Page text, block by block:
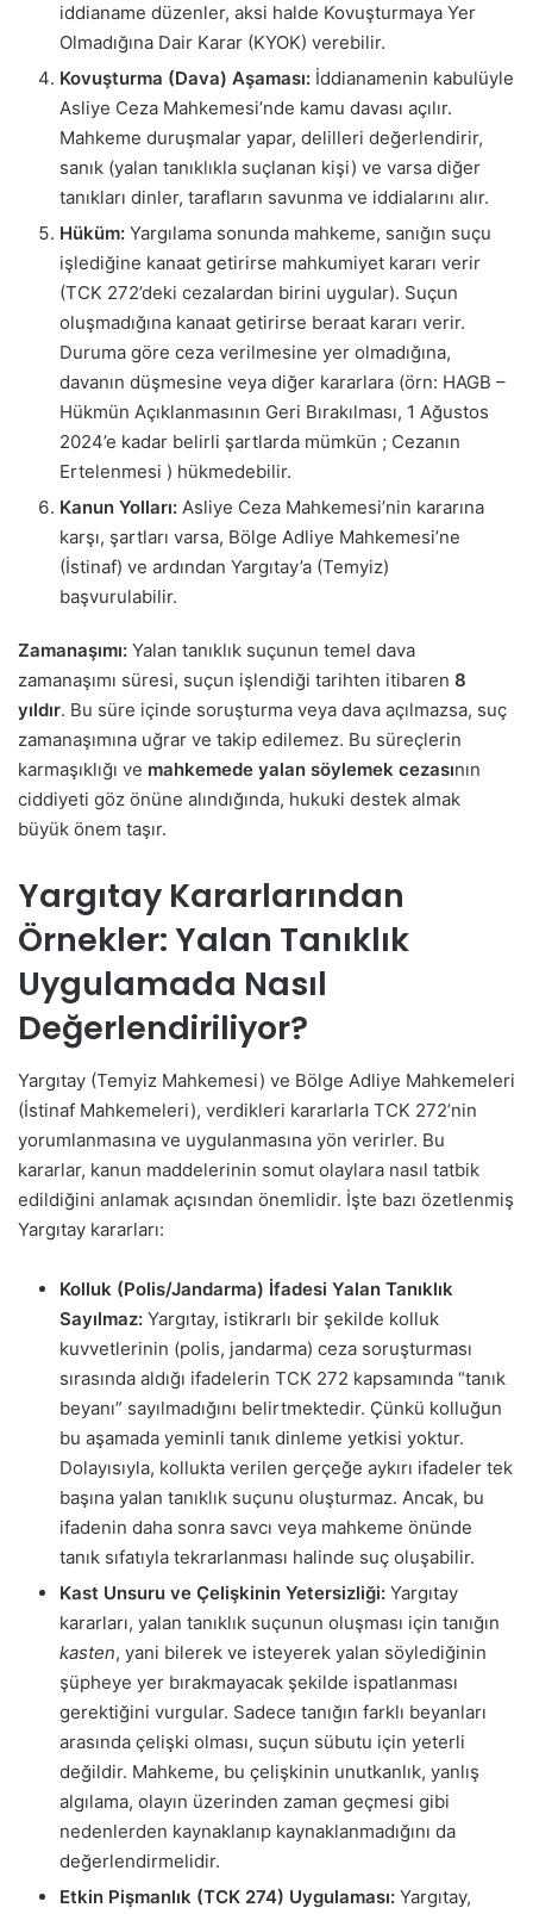
iddianame düzenler, aksi halde Kovuşturmaya Yer
Olmadığına Dair Karar (KYOK) verebilir.
Kovuşturma (Dava) Aşaması: İddianamenin kabulüyle
Asliye Ceza Mahkemesi’nde kamu davası açılır.
Mahkeme duruşmalar yapar, delilleri değerlendirir,
sanık (yalan tanıklıkla suçlanan kişi) ve varsa diğer
tanıkları dinler, tarafların savunma ve iddialarını alır.
Hüküm: Yargılama sonunda mahkeme, sanığın suçu
işlediğine kanaat getirirse mahkumiyet kararı verir
(TCK 272’deki cezalardan birini uygular). Suçun
oluşmadığına kanaat getirirse beraat kararı verir.
Duruma göre ceza verilmesine yer olmadığına,
davanın düşmesine veya diğer kararlara (örn: HAGB –
Hükmün Açıklanmasının Geri Bırakılması, 1 Ağustos
2024’e kadar belirli şartlarda mümkün ; Cezanın
Ertelenmesi ) hükmedebilir.
Kanun Yolları: Asliye Ceza Mahkemesi’nin kararına
karşı, şartları varsa, Bölge Adliye Mahkemesi’ne
(İstinaf) ve ardından Yargıtay’a (Temyiz)
başvurulabilir.
Zamanaşımı: Yalan tanıklık suçunun temel dava
zamanaşımı süresi, suçun işlendiği tarihten itibaren 8
yıldır. Bu süre içinde soruşturma veya dava açılmazsa, suç
zamanaşımına uğrar ve takip edilemez. Bu süreçlerin
karmaşıklığı ve mahkemede yalan söylemek cezasının
ciddiyeti göz önüne alındığında, hukuki destek almak
büyük önem taşır.
Yargıtay Kararlarından
Örnekler: Yalan Tanıklık
Uygulamada Nasıl
Değerlendiriliyor?
Yargıtay (Temyiz Mahkemesi) ve Bölge Adliye Mahkemeleri
(İstinaf Mahkemeleri), verdikleri kararlarla TCK 272’nin
yorumlanmasına ve uygulanmasına yön verirler. Bu
kararlar, kanun maddelerinin somut olaylara nasıl tatbik
edildiğini anlamak açısından önemlidir. İşte bazı özetlenmiş
Yargıtay kararları:
Kolluk (Polis/Jandarma) İfadesi Yalan Tanıklık
Sayılmaz: Yargıtay, istikrarlı bir şekilde kolluk
kuvvetlerinin (polis, jandarma) ceza soruşturması
sırasında aldığı ifadelerin TCK 272 kapsamında “tanık
beyanı” sayılmadığını belirtmektedir. Çünkü kolluğun
bu aşamada yeminli tanık dinleme yetkisi yoktur.
Dolayısıyla, kollukta verilen gerçeğe aykırı ifadeler tek
başına yalan tanıklık suçunu oluşturmaz. Ancak, bu
ifadenin daha sonra savcı veya mahkeme önünde
tanık sıfatıyla tekrarlanması halinde suç oluşabilir.
Kast Unsuru ve Çelişkinin Yetersizliği: Yargıtay
kararları, yalan tanıklık suçunun oluşması için tanığın
kasten, yani bilerek ve isteyerek yalan söylediğinin
şüpheye yer bırakmayacak şekilde ispatlanması
gerektiğini vurgular. Sadece tanığın farklı beyanları
arasında çelişki olması, suçun sübutu için yeterli
değildir. Mahkeme, bu çelişkinin unutkanlık, yanlış
algılama, olayın üzerinden zaman geçmesi gibi
nedenlerden kaynaklanıp kaynaklanmadığını da
değerlendirmelidir.
Etkin Pişmanlık (TCK 274) Uygulaması: Yargıtay,